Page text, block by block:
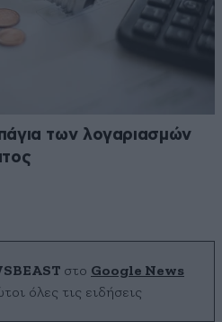
των λογαριασμών
στο Google News
όλες τις ειδήσεις